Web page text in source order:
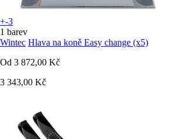
+-3
1 barev
Wintec Hlava na koně Easy change (x5)
Od 3 872,00 Kč
3 343,00 Kč